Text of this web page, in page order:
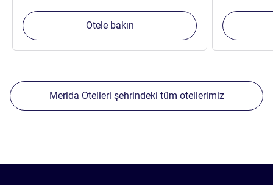
Otele bakın
Merida Otelleri şehrindeki tüm otellerimiz